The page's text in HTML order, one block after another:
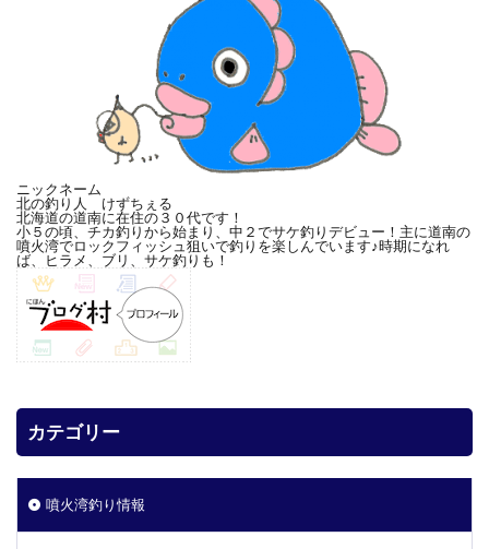
ニックネーム
北の釣り人 けずちぇる
北海道の道南に在住の３０代です！
小５の頃、チカ釣りから始まり、中２でサケ釣りデビュー！主に道南の
噴火湾でロックフィッシュ狙いで釣りを楽しんでいます♪時期になれ
ば、ヒラメ、ブリ、サケ釣りも！
カテゴリー
噴火湾釣り情報